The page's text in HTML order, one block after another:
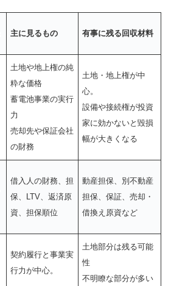
主に見るもの 有事に残る回収材料
土地や地上権の純
粋な価格
蓄電池事業の実行
力
売却先や保証会社
の財務
土地・地上権が中
心。
設備や接続権が投資
家に効かないと毀損
幅が大きくなる
借入人の財務、担
保、LTV、返済原
資、担保順位
動産担保、別不動産
担保、保証、売却・
借換え原資など
契約履行と事業実
行力が中心。
土地部分は残る可能
性
不明瞭な部分が多い